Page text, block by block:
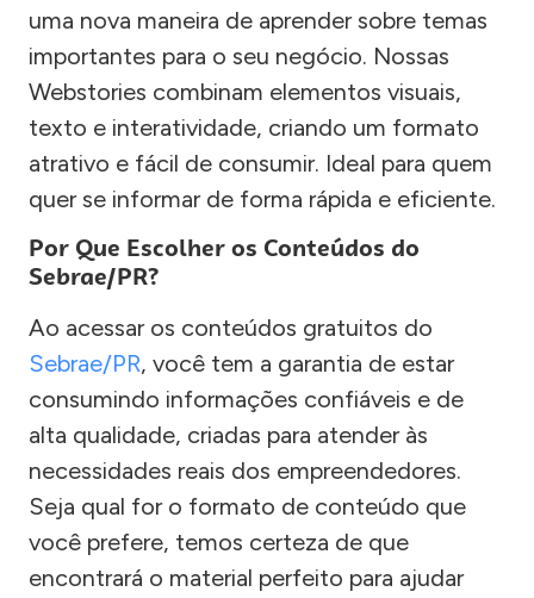
uma nova maneira de aprender sobre temas
importantes para o seu negócio. Nossas
Webstories combinam elementos visuais,
texto e interatividade, criando um formato
atrativo e fácil de consumir. Ideal para quem
quer se informar de forma rápida e eficiente.
Por Que Escolher os Conteúdos do
Sebrae/PR?
Ao acessar os conteúdos gratuitos do
Sebrae/PR, você tem a garantia de estar
consumindo informações confiáveis e de
alta qualidade, criadas para atender às
necessidades reais dos empreendedores.
Seja qual for o formato de conteúdo que
você prefere, temos certeza de que
encontrará o material perfeito para ajudar